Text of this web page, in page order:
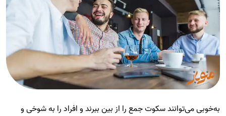
به‌خوبی می‌توانند سکوت جمع را از بین ببرند و افراد را به شوخی و